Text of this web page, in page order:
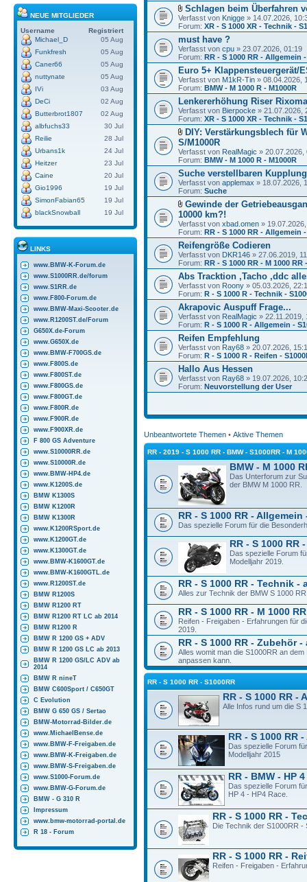
NEUE MITGLIEDER
Username
Registriert
Michael_D
05 Aug
Funkfresh
05 Aug
Caner66
05 Aug
nuttynate
05 Aug
IVi
03 Aug
DeCi
02 Aug
Butterbrot1807
02 Aug
albfuchs33
30 Jul
Reilie
28 Jul
Urbans1k
24 Jul
Heitzer
23 Jul
Caine
20 Jul
Gio1996
19 Jul
SimonFabian65
19 Jul
blackSnowball
19 Jul
LINKS
www.BMW-K-Forum.de
www.S1000RR.de/forum
www.S1RR.de
www.F800-Forum.de
www.BMW-Maxi-Scooter.de
www.R1200ST.de/Forum
G650X.de-Forum
www.G650X.de
www.BMW-F700GS.de
www.F800S.de
www.F800ST.de
www.F800GS.de
www.F800GT.de
www.F800R.de
www.F900R.de
www.F900XR.de
F 800 GS Adventure
www.S10000RR.de
www.S10000R.de
www.BMW-HP4.de
www.K1200S.de
BMW K1300S
BMW K1200R
BMW K1300R
www.K1200RSport.de
www.K1200GT.de
www.K1300GT.de
www.BMW-K1600GT.de
www.BMW-K1600GTL.de
www.R1200ST.de
BMW R1200S
BMW R1200 RT
BMW R1200 RT LC ab 2014
BMW R1200 R
BMW R 1200 GS + ADV
BMW R 1200 GS LC ab 2013
BMW R 1200 GS/LC ADV ab
2014
BMW R nineT
BMW C600Sport / C650GT
C Evolution
BMW G 650 GS / Sertao
BMW-Motorrad-Bilder.de
www.MichaelBense.de
www.BMW-F-Freigaben.de
www.BMW-K-Freigaben.de
www.BMW-S-Freigaben.de
www.S1000-Forum.de
www.BMW-G-Forum.de
BMW - G 310 R
Impressum
www.bmw-motorrad-portal.de
R 18 - Forum
Schlagen beim Überfahren
Verfasst von Knigge » 14.07.2026,
Forum: XR - S 1000 XR - Technik -
must have ?
Verfasst von cpu » 23.07.2026, 01:19
Forum: RR - S 1000 RR - Allgemein
Euro 5+ Klappensteuergerät/
Verfasst von M1kR-Tin » 08.04.2026,
Forum: BMW - M 1000 R - M1000R
Lenkererhöhung Riser
Verfasst von Bierpocke » 21.07.2026,
Forum: XR - S 1000 XR - Technik -
DIY: Verstärkungsblech für
S/M1000R
Verfasst von RealMagic » 20.07.2026,
Forum: BMW - M 1000 R - M1000R
Suche verstellbaren
Verfasst von applemax » 18.07.2026,
Forum: Suche
Gewinde der
10000 km?!
Verfasst von xbad.omen »
Forum: RR - S 1000 RR - Allgemein
Reifengröße Codieren
Verfasst von DKR146 » 27.06.2019,
Forum: RR - S 1000 RR - M 1000
Abs Tracktion ,Tacho ,ddc
Verfasst von Roony » 05.03.2026,
Forum: R - S 1000 R - Technik -
Akrapovic Auspuff Frage...
Verfasst von RealMagic » 22.11.2019,
Forum: R - S 1000 R - Allgemein -
Reifen Empfehlung
Verfasst von Ray68 » 20.07.2026,
Forum: R - S 1000 R - Reifen -
Hallo Aus Hessen
Verfasst von Ray68 » 19.07.2026,
Forum: Neuvorstellung der User
Unbeantwortete Themen • Aktive Themen
RR - 2019 - S 1000 RR - BMW - S1000RR - M
BMW - M 1000
Das Unterforum zur
der BMW M 1000 RR.
RR - S 1000 RR - Allgemein
Das spezielle Forum für die
RR - S 1000 RR
Das spezielle Forum
Modelljahr 2019.
RR - S 1000 RR - Technik -
Alles zur Technik der BMW S 1000
RR - S 1000 RR - M 1000
Reifen - Freigaben - Erfahrungen für
2019.
RR - S 1000 RR - Zubehör -
Alles womit man die S1000RR an
anpassen kann.
RR - S 1000 RR - S1000RR
RR - S 1000 RR -
Alle Infos rund um die S
RR - S 1000 RR
Das spezielle Forum
Modelljahr 2015
RR - BMW - HP
Das spezielle Forum
HP 4 - HP4 Race.
RR - S 1000 RR -
Die Technik der S1000RR
RR - S 1000 RR -
Reifen - Freigaben -